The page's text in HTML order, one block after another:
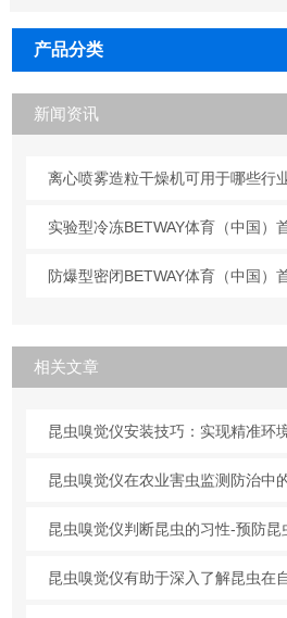
产品分类
新闻资讯
离心喷雾造粒干燥机可用于哪些行
实验型冷冻BETWAY体育（中国）
防爆型密闭BETWAY体育（中国）
相关文章
昆虫嗅觉仪安装技巧：实现精准环
昆虫嗅觉仪在农业害虫监测防治中
昆虫嗅觉仪判断昆虫的习性-预防昆